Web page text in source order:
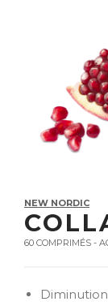
NEW NORDIC
60 COMPRIMÉS -